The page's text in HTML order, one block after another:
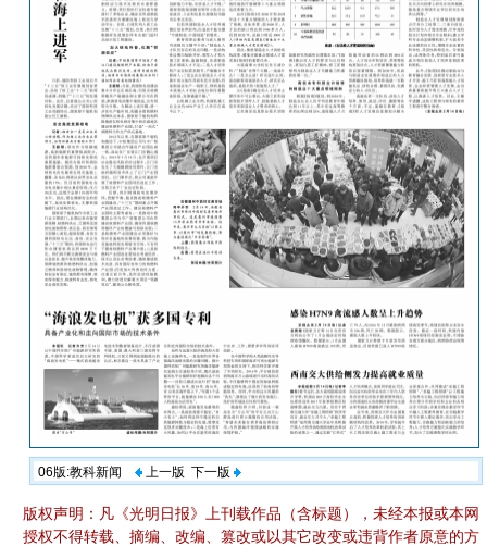
06版:教科新闻 上一版 下一版
版权声明：凡《光明日报》上刊载作品（含标题），未经本报或本网
授权不得转载、摘编、改编、篡改或以其它改变或违背作者原意的方